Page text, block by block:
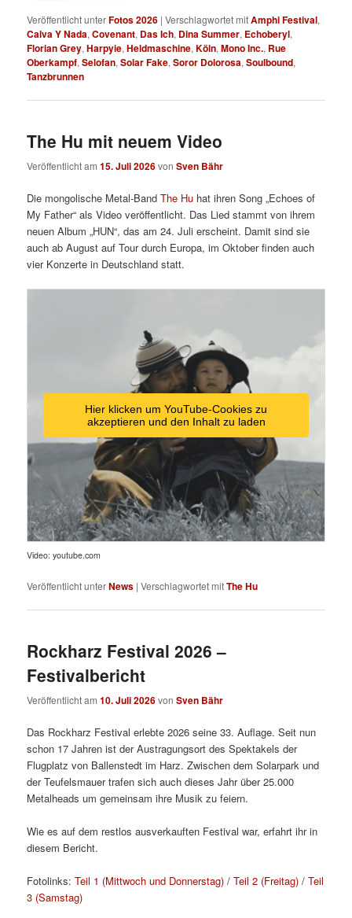
Veröffentlicht unterFotos 2026 |Verschlagwortet mitAmphi Festival,
Calva Y Nada,Covenant, Das Ich, Dina Summer, Echoberyl,
Florian Grey,Harpyie,Heldmaschine,Köln,Mono Inc., Rue
Oberkampf,Selofan,Solar Fake,Soror Dolorosa,Soulbound,
Tanzbrunnen
The Hu mit neuem Video
Veröffentlicht am15. Juli 2026vonSven Bähr
Die mongolische Metal-BandThe Hu hat ihren Song „Echoes of
My Father“ als Video veröffentlicht. Das Lied stammt von ihrem
neuen Album „HUN“, das am 24. Juli erscheint. Damit sind sie
auch ab August auf Tour durch Europa, im Oktober finden auch
vier Konzerte in Deutschland statt.
Hier klicken um YouTube-Cookies zu
akzeptieren und den Inhalt zu laden
Video: youtube.com
Veröffentlicht unterNews |Verschlagwortet mitThe Hu
Rockharz Festival 2026 –
Festivalbericht
Veröffentlicht am10. Juli 2026vonSven Bähr
Das Rockharz Festival erlebte 2026 seine 33. Auflage. Seit nun
schon 17 Jahren ist der Austragungsort des Spektakels der
Flugplatz von Ballenstedt im Harz. Zwischen dem Solarpark und
der Teufelsmauer trafen sich auch dieses Jahr über 25.000
Metalheads um gemeinsam ihre Musik zu feiern.
Wie es auf dem restlos ausverkauften Festival war, erfahrt ihr in
diesem Bericht.
Fotolinks:Teil 1 (Mittwoch und Donnerstag) /Teil 2 (Freitag) /Teil
3 (Samstag)